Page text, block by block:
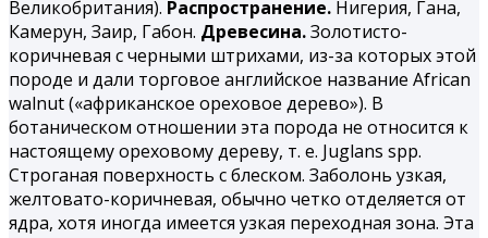
Великобритания). Распространение. Нигерия, Гана,
Камерун, Заир, Габон. Древесина.Золотисто-
коричневая с черными штрихами, из-за которых этой
породе и дали торговое английское название African
walnut («африканское ореховое дерево»). В
ботаническом отношении эта порода не относится к
настоящему ореховому дереву, т. е. Juglans spp.
Строганая поверхность с блеском. Заболонь узкая,
желтовато-коричневая, обычно четко отделяется от
ядра, хотя иногда имеется узкая переходная зона. Эта